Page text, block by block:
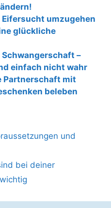
Eifersucht umzugehen
glückliche
–
einfach nicht wahr
Partnerschaft mit
beleben
und
bei deiner